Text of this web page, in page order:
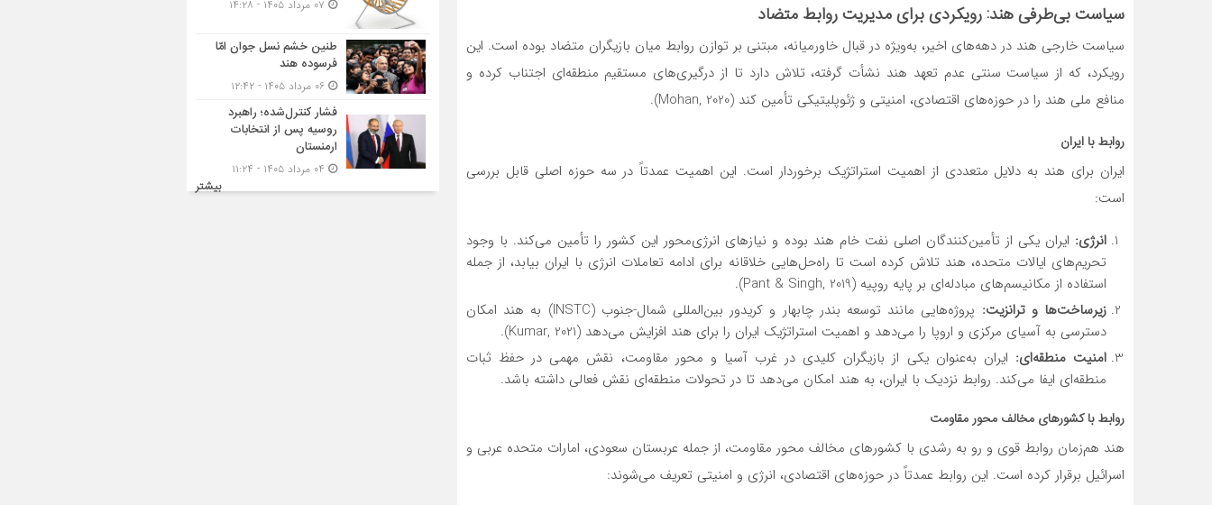
سیاست بی‌طرفی هند: رویکردی برای مدیریت روابط متضاد
سیاست خارجی هند در دهه‌های اخیر، به‌ویژه در قبال خاورمیانه، مبتنی بر توازن روابط میان بازیگران متضاد بوده است. این
رویکرد، که از سیاست سنتی عدم تعهد هند نشأت گرفته، تلاش دارد تا از درگیری‌های مستقیم منطقه‌ای اجتناب کرده و
منافع ملی هند را در حوزه‌های اقتصادی، امنیتی و ژئوپلیتیکی تأمین کند (Mohan, 2020).
روابط با ایران
ایران برای هند به دلایل متعددی از اهمیت استراتژیک برخوردار است. این اهمیت عمدتاً در سه حوزه اصلی قابل بررسی
است:
انرژی: ایران یکی از تأمین‌کنندگان اصلی نفت خام هند بوده و نیازهای انرژی‌محور این کشور را تأمین می‌کند. با وجود
تحریم‌های ایالات متحده، هند تلاش کرده است تا راه‌حل‌هایی خلاقانه برای ادامه تعاملات انرژی با ایران بیابد، از جمله
استفاده از مکانیسم‌های مبادله‌ای بر پایه روپیه (Pant & Singh, 2019).
زیرساخت‌ها و ترانزیت:
پروژه‌هایی مانند توسعه بندر چابهار و کریدور بین‌المللی شمال-جنوب (INSTC) به هند امکان
دسترسی به آسیای مرکزی و اروپا را می‌دهد و اهمیت استراتژیک ایران را برای هند افزایش می‌دهد (Kumar, 2021).
امنیت منطقه‌ای: ایران به‌عنوان یکی از بازیگران کلیدی در غرب آسیا و محور مقاومت، نقش مهمی در حفظ ثبات
منطقه‌ای ایفا می‌کند. روابط نزدیک با ایران، به هند امکان می‌دهد تا در تحولات منطقه‌ای نقش فعالی داشته باشد.
روابط با کشورهای مخالف محور مقاومت
هند هم‌زمان روابط قوی و رو به رشدی با کشورهای مخالف محور مقاومت، از جمله عربستان سعودی، امارات متحده عربی و
اسرائیل برقرار کرده است. این روابط عمدتاً در حوزه‌های اقتصادی، انرژی و امنیتی تعریف می‌شوند:
طنین خشم نسل جوان امّا
فرسوده هند
فشار کنترل‌شده؛ راهبرد
روسیه پس از انتخابات
ارمنستان
بیشتر